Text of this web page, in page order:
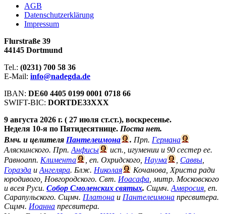
АGB
Datenschutzerklärung
Impressum
Flurstraße 39
44145 Dortmund
Tel.: (0231) 700 58 36
E-Mail: info@nadegda.de
IBAN: DE60 4405 0199 0001 0718 66
SWIFT-BIC: DORTDE33XXX
9 августа 2026 г. ( 27 июля ст.ст.), воскресенье.
Неделя 10-я по Пятидесятнице. Поста нет.
Вмч. и целителя Пантелеимона . Прп. Германа
Аляскинского. Прп.Анфисы
исп., игумении и 90 сестер ее.
Равноапп. Климента , еп. Охридского, Наума , Саввы,
Горазда иАнгеляра. Блж. Николая
Кочанова, Христа ради
юродивого, Новгородского. Свт. Иоасафа, митр. Московского
и всея Руси. Собор Смоленских святых. Сщмч.Амвросия, еп.
Сарапульского. Сщмч. Платона и Пантелеимона пресвитера.
Сщмч. Иоанна пресвитера.